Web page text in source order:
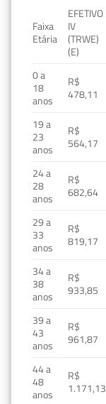
Faixa
Etária
EFETIVO
IV
(TRWE)
(E)
0 a
18
anos
R$
478,11
19 a
23
anos
R$
564,17
24 a
28
anos
R$
682,64
29 a
33
anos
R$
819,17
34 a
38
anos
R$
933,85
39 a
43
anos
R$
961,87
44 a
48
anos
R$
1.171,13